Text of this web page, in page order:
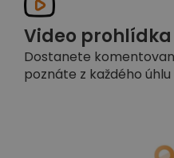
Video prohlídka
Dostanete
poznáte z každého úhlu